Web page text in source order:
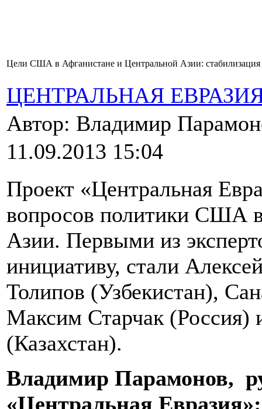
Цели США в Афганистане и Центральной Азии: стабилизация
ЦЕНТРАЛЬНАЯ
Автор: Владимир
11.09.2013 15:04
Проект «Центральная
вопросов политики США
Азии. Первыми из
инициативу, стали
Толипов (Узбекистан),
Максим Старчак (Россия)
(Казахстан).
Владимир Парамонов,
«Центральная